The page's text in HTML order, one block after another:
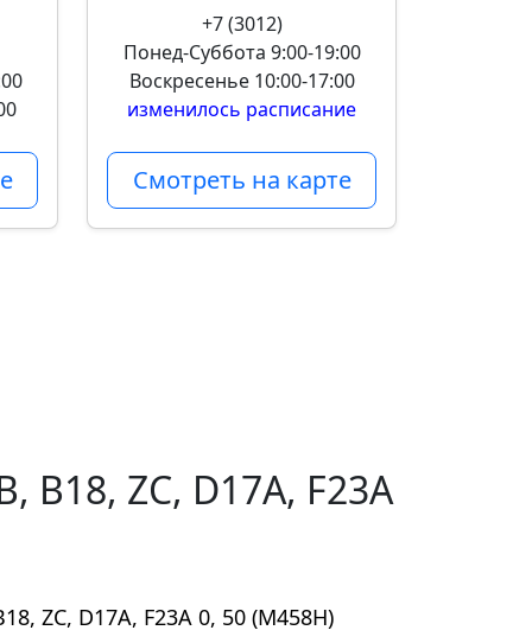
+7 (3012)
Понед-Суббота 9:00-19:00
Воскресенье 10:00-17:00
изменилось расписание
Смотреть на карте
ZC, D17A, F23A
ZC, D17A, F23A 0, 50 (M458H)